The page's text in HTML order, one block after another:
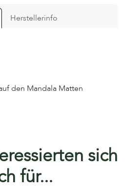
Herstellerinfo
den Mandala Matten
sich
für...